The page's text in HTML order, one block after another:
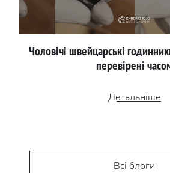
Чоловічі швейцарські
перевірені
Детальніше
Всі блоги